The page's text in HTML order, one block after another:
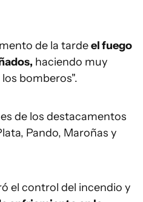
de la tardeel fuego
haciendo muy
bomberos".
de los destacamentos
Pando, Maroñas y
el control del incendio y